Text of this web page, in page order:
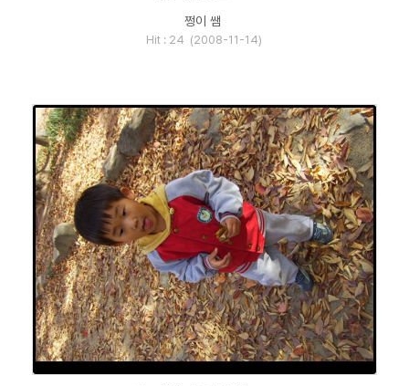
쩡이 쌤
Hit : 24 (2008-11-14)